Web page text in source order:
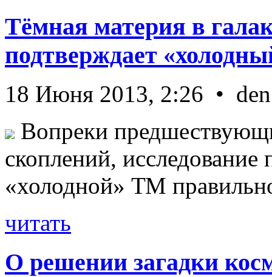
Тёмная материя в
подтверждает
18 Июня 2013, 2:26 • den
Вопреки
скоплений, исследование
«холодной» ТМ
читать
О решении загадки